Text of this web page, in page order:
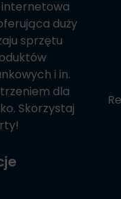
duży
sprzętu
i in.
dla
Skorzystaj